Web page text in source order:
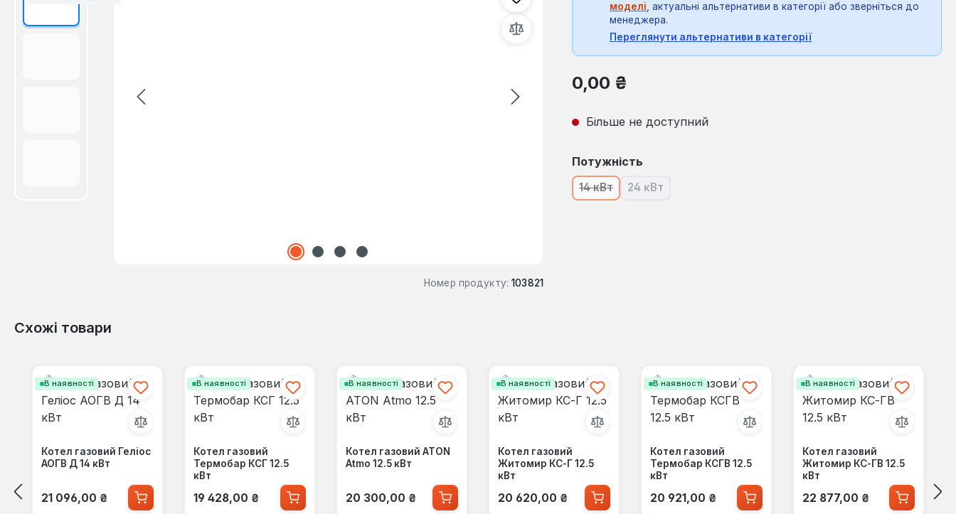
Номер продукту: 103821
моделі , актуальні альтернативи в категорії або зверніться до
менеджера.
Переглянути альтернативи в категорії
Звичайна ціна:
0,00 ₴
Більше не доступний
Виберіть
Потужність
14 кВт(Ця опція наразі недоступна.)
24 кВт(Ця опція наразі недоступна.)
Схожі товари
В наявності
Котел газовий Геліос
АОГВ Д 14 кВт
Звичайна ціна:
21 096,00 ₴
В наявності
Котел газовий
Термобар КСГ 12.5
кВт
Звичайна ціна:
19 428,00 ₴
В наявності
Котел газовий ATON
Atmo 12.5 кВт
Звичайна ціна:
20 300,00 ₴
В наявності
Котел газовий
Житомир КС-Г 12.5
кВт
Звичайна ціна:
20 620,00 ₴
В наявності
Котел газовий
Термобар КСГВ 12.5
кВт
Звичайна ціна:
20 921,00 ₴
В наявності
Котел газовий
Житомир КС-ГВ 12.5
кВт
Звичайна ціна:
22 877,00 ₴